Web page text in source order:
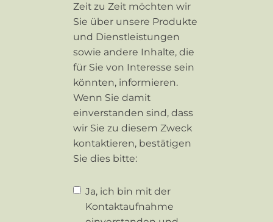
Zeit zu Zeit möchten wir
Sie über unsere Produkte
und Dienstleistungen
sowie andere Inhalte, die
für Sie von Interesse sein
könnten, informieren.
Wenn Sie damit
einverstanden sind, dass
wir Sie zu diesem Zweck
kontaktieren, bestätigen
Sie dies bitte:
Ja, ich bin mit der
Kontaktaufnahme